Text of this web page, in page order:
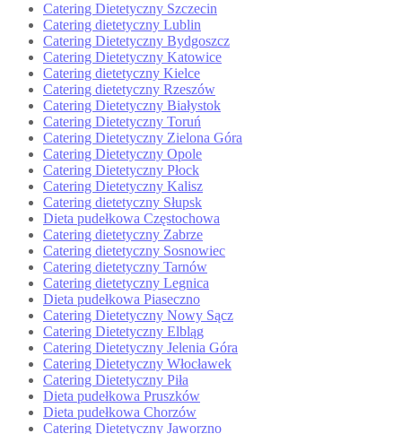
Catering Dietetyczny Szczecin
Catering dietetyczny Lublin
Catering Dietetyczny Bydgoszcz
Catering Dietetyczny Katowice
Catering dietetyczny Kielce
Catering dietetyczny Rzeszów
Catering Dietetyczny Białystok
Catering Dietetyczny Toruń
Catering Dietetyczny Zielona Góra
Catering Dietetyczny Opole
Catering Dietetyczny Płock
Catering Dietetyczny Kalisz
Catering dietetyczny Słupsk
Dieta pudełkowa Częstochowa
Catering dietetyczny Zabrze
Catering dietetyczny Sosnowiec
Catering dietetyczny Tarnów
Catering dietetyczny Legnica
Dieta pudełkowa Piaseczno
Catering Dietetyczny Nowy Sącz
Catering Dietetyczny Elbląg
Catering Dietetyczny Jelenia Góra
Catering Dietetyczny Włocławek
Catering Dietetyczny Piła
Dieta pudełkowa Pruszków
Dieta pudełkowa Chorzów
Catering Dietetyczny Jaworzno